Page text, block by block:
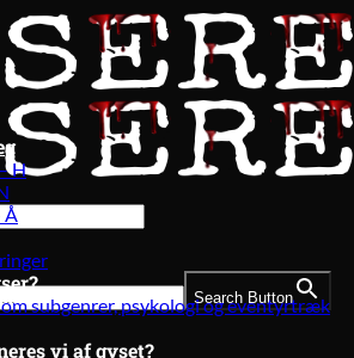
Search Button
H
Å
subgenrer, psykologi og eventyrtræk
vi af gyset?